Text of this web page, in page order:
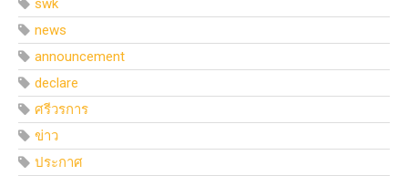
swk
news
announcement
declare
ศรีวรการ
ข่าว
ประกาศ